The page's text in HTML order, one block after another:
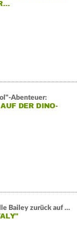
Abenteuer:
DER DINO-
"Arielle"-Star Halle Bailey zurück auf der Leinwand: